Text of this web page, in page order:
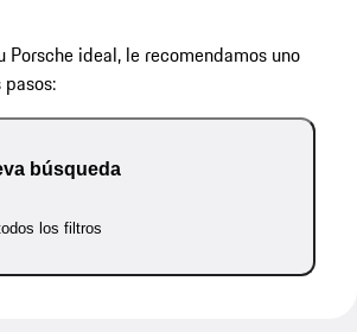
Porsche ideal, le recomendamos uno
búsqueda
los filtros